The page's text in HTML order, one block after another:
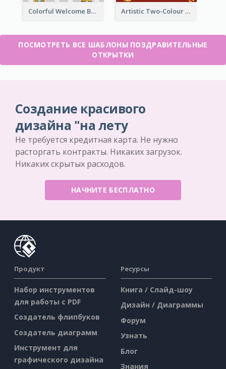
Colorful Welcome Back School Greeting Card Artistic Two-Colour Valentine's Day Greeting Card
ПОСМОТРЕТЬ ВСЕ ШАБЛОНЫ ПОЗДРАВИТЕЛЬНЫЕ
ОТКРЫТКИ
Создание красивого
дизайна "на лету
Не требуется кредитная карта. Не нужно
расторгать контракты. Никаких загрузок.
Никаких скрытых расходов.
НАЧНИТЕ БЕСПЛАТНО
Продукт
Набор инструментов
для работы с PDF
Создатель флипбуков
Создатель диаграмм
Инструмент для
графического дизайна
Ресурсы
Книга / Слайд-шоу
Дизайн / Диаграммы
Форум
Узнать
Блог
Знания